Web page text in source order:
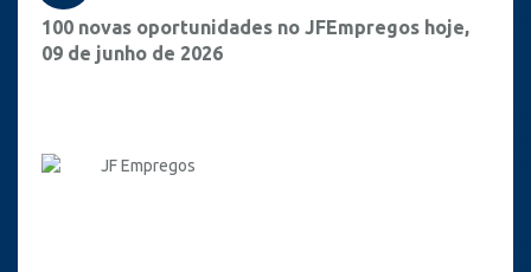
100 novas oportunidades no JFEmpregos hoje,
09 de junho de 2026
JF Empregos